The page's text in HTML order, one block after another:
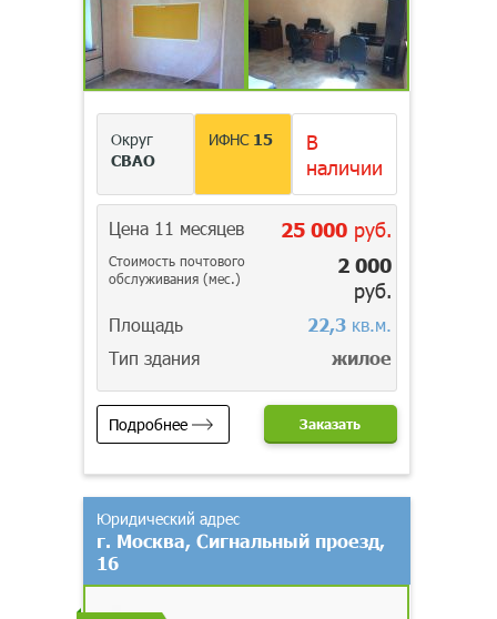
Округ
СВАО
ИФНС 15
В
наличии
Цена 11 месяцев 25 000руб.
Стоимость почтового
обслуживания (мес.)
2 000
руб.
Площадь 22,3кв.м.
Тип здания
жилое
Подробнее Заказать
Юридический адрес
г. Москва, Сигнальный проезд,
16